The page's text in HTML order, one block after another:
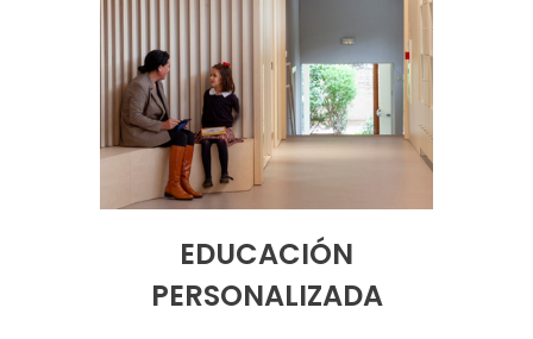
EDUCACIÓN
PERSONALIZADA